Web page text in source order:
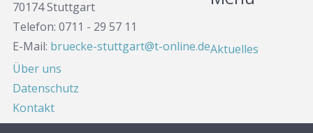
70174 Stuttgart
Telefon: 0711 - 29 57 11
E-Mail: bruecke-stuttgart@t-online.deAktuelles
Über uns
Datenschutz
Kontakt